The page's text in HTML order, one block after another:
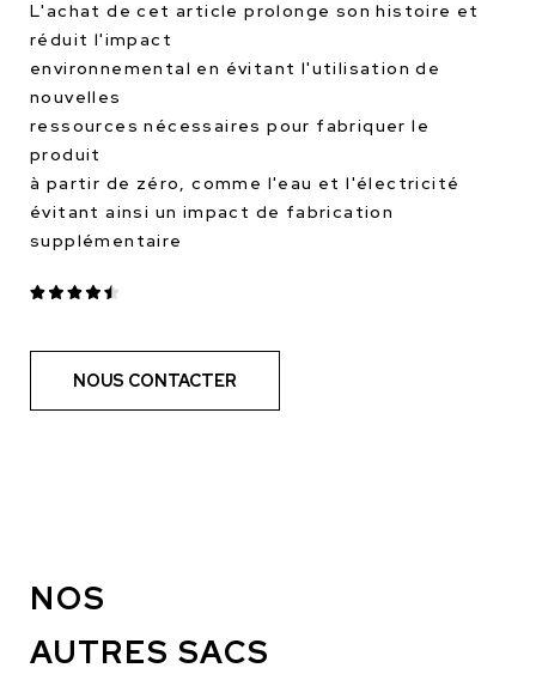
L'achat de cet article prolonge son histoire et
réduit l'impact
environnemental en évitant l'utilisation de
nouvelles
ressources nécessaires pour fabriquer le
produit
à partir de zéro, comme l'eau et l'électricité
évitant ainsi un impact de fabrication
supplémentaire
NOUS CONTACTER
NOS
AUTRES SACS